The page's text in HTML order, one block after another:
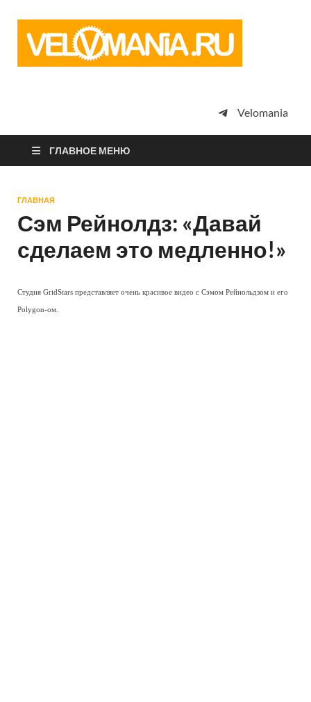
просто
Velomania
ГЛАВНОЕ МЕНЮ
ГЛАВНАЯ
Сэм Рейнолдз: «Давай
сделаем это медленно!»
Студия GridStars представляет очень красивое видео с Сэмом Рейнольдзом и его
Polygon-ом.